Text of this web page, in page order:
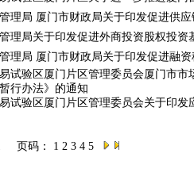
理局 厦门市财政局关于印发促进供
理局关于印发促进外商投资股权投
理局 厦门市财政局关于印发促进融
试验区厦门片区管理委员会厦门市
行办法》的通知
试验区厦门片区管理委员会关于印
页码： 1 2 3 4 5